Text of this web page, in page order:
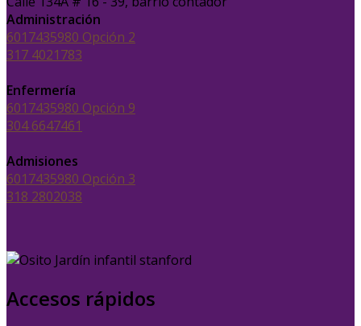
Administración
6017435980 Opción 2
317 4021783
Enfermería
6017435980 Opción 9
304 6647461
Admisiones
6017435980 Opción 3
318 2802038
Accesos rápidos